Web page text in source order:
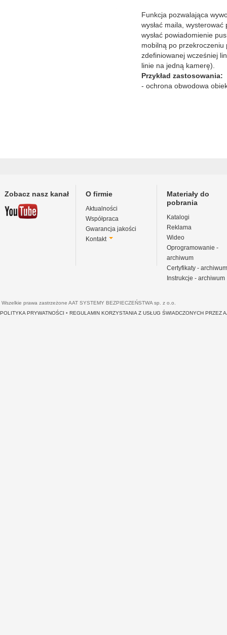
Funkcja pozwalająca
wysłać maila, wysterować
wysłać powiadomienie
mobilną po przekroczeniu
zdefiniowanej wcześniej
linie na jedną kamerę).
Przykład zastosowania:
- ochrona obwodowa
Zobacz nasz kanał O firmie
Aktualności
Współpraca
Gwarancja jakości
Kontakt
Materiały do
pobrania
Katalogi
Reklama
Wideo
Oprogramowanie -
archiwum
Certyfikaty - archiwum
Instrukcje - archiwum
Wszelkie prawa zastrzeżone AAT SYSTEMY BEZPIECZEŃSTWA sp. z o.o.
POLITYKA PRYWATNOŚCI • REGULAMIN KORZYSTANIA Z USŁUG ŚWIADCZONYCH PRZEZ